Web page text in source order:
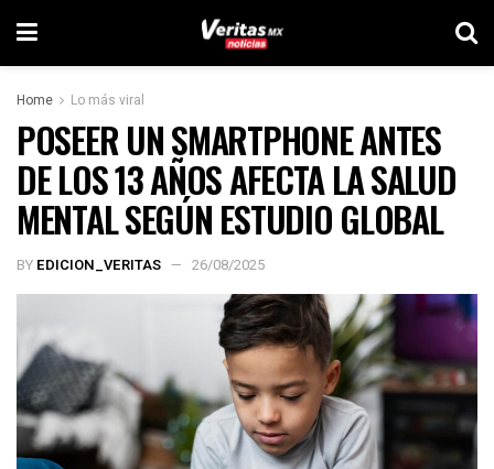
Home Lo más viral
POSEER UN SMARTPHONE ANTES
DE LOS 13 AÑOS AFECTA LA SALUD
MENTAL SEGÚN ESTUDIO GLOBAL
BY EDICION_VERITAS 26/08/2025